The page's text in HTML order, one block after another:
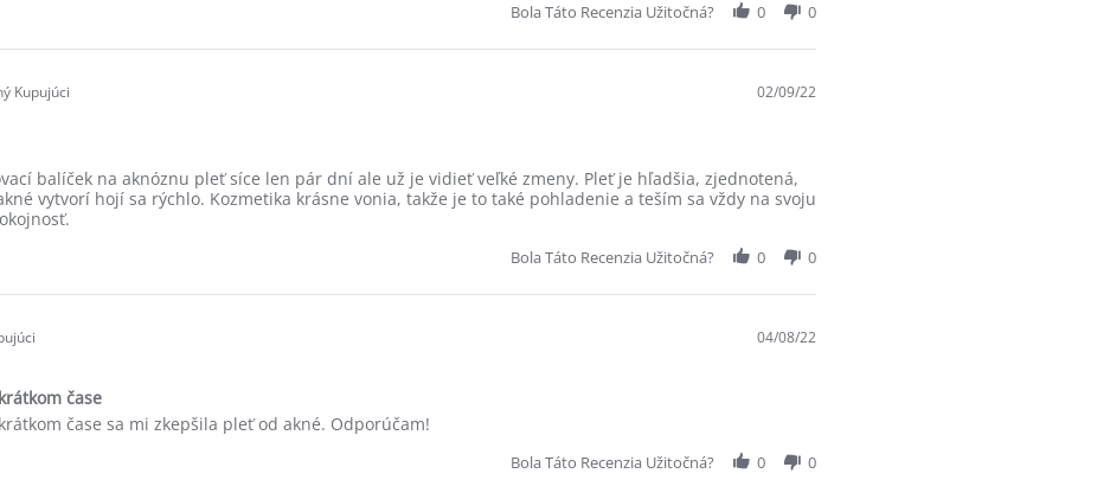
Bola Táto Recenzia Užitočná? 0 0
Kupujúci 02/09/22
balíček na aknóznu pleť síce len pár dní ale už je vidieť veľké zmeny. Pleť je hľadšia, zjednotená,
vytvorí hojí sa rýchlo. Kozmetika krásne vonia, takže je to také pohladenie a teším sa vždy na svoju
Bola Táto Recenzia Užitočná? 0 0
04/08/22
čase
čase sa mi zkepšila pleť od akné. Odporúčam!
Bola Táto Recenzia Užitočná? 0 0